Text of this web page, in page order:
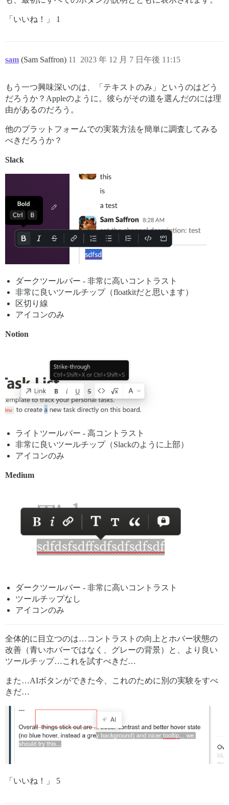
「いいね！」 1
sam (Sam Saffron) 2023 年 12 月 7 日午後 11:15
11
もう一つ興味深いのは、「テキストのみ」というのはどう
だろうか？Appleのように。彼らがその道を選んだのには理
由があるのだろう。
他のプラットフォームでの実装方法を簡単に調査してみる
べきだろうか？
Slack
ダークツールバー - 非常に高いコントラスト
非常に良いツールチップ（floatkitだと思います）
区切り線
アイコンのみ
Notion
ライトツールバー - 高コントラスト
非常に良いツールチップ（Slackのように上部）
アイコンのみ
Medium
ダークツールバー - 非常に高いコントラスト
ツールチップなし
アイコンのみ
全体的に目立つのは…コントラストの向上とホバー状態の
改善（青いホバーではなく、グレーの背景）と、より良い
ツールチップ…これを試すべきだ…
また…AIボタンができた今、これのために別の実験をすべ
きだ…
「いいね！」 5